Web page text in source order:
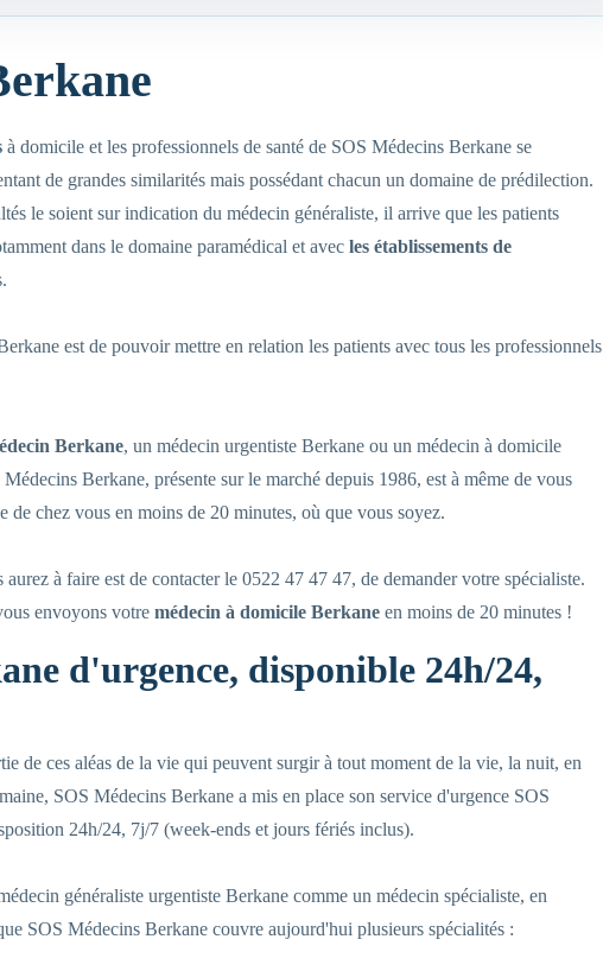
à domicile et les professionnels de santé de SOS Médecins Berkane se
de grandes similarités mais possédant chacun un domaine de prédilection.
le soient sur indication du médecin généraliste, il arrive que les patients
dans le domaine paramédical et avec les établissements de
est de pouvoir mettre en relation les patients avec tous les professionnels
Berkane, un médecin urgentiste Berkane ou un médecin à domicile
Berkane, présente sur le marché depuis 1986, est à même de vous
chez vous en moins de 20 minutes, où que vous soyez.
à faire est de contacter le 0522 47 47 47, de demander votre spécialiste.
envoyons votre médecin à domicile Berkane en moins de 20 minutes !
d'urgence, disponible 24h/24,
de ces aléas de la vie qui peuvent surgir à tout moment de la vie, la nuit, en
SOS Médecins Berkane a mis en place son service d'urgence SOS
24h/24, 7j/7 (week-ends et jours fériés inclus).
généraliste urgentiste Berkane comme un médecin spécialiste, en
SOS Médecins Berkane couvre aujourd'hui plusieurs spécialités :